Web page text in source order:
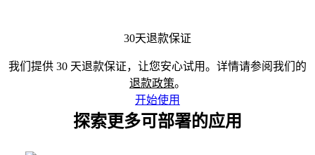
30天退款保证
我们提供 30 天退款保证，让您安心试用。详情请参阅我们的
退款政策。
开始使用
探索更多可部署的应用